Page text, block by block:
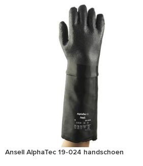
Ansell AlphaTec 19-024 handschoen